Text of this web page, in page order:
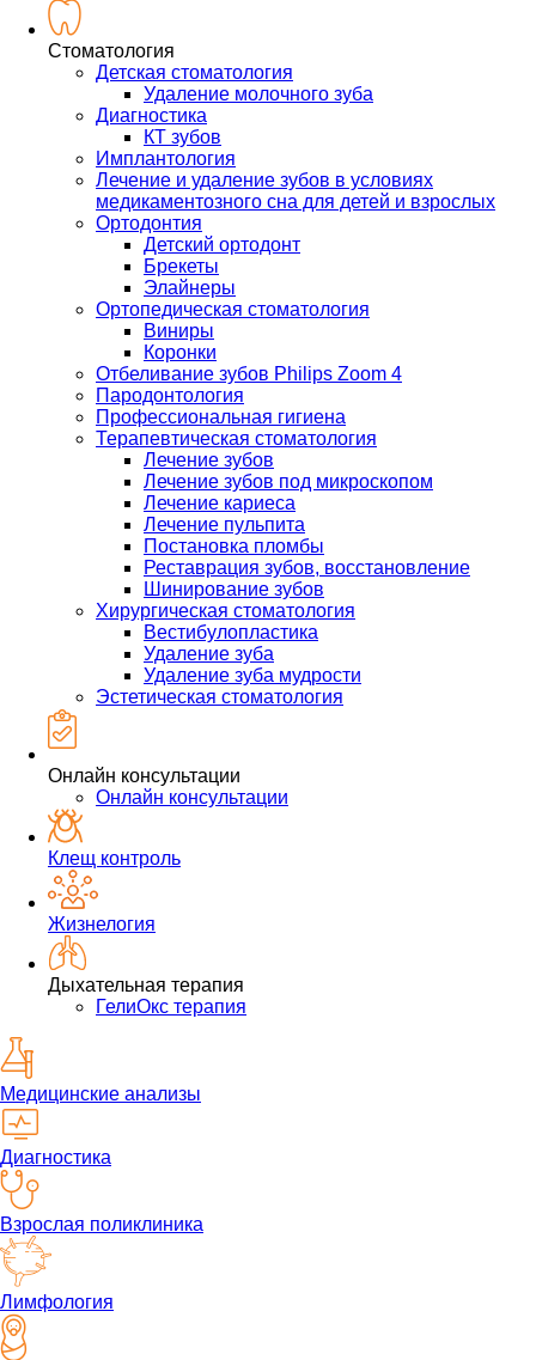
Стоматология
Детская стоматология
Удаление молочного зуба
Диагностика
КТ зубов
Имплантология
Лечение и удаление зубов в условиях
медикаментозного сна для детей и взрослых
Ортодонтия
Детский ортодонт
Брекеты
Элайнеры
Ортопедическая стоматология
Виниры
Коронки
Отбеливание зубов Philips Zoom 4
Пародонтология
Профессиональная гигиена
Терапевтическая стоматология
Лечение зубов
Лечение зубов под микроскопом
Лечение кариеса
Лечение пульпита
Постановка пломбы
Реставрация зубов, восстановление
Шинирование зубов
Хирургическая стоматология
Вестибулопластика
Удаление зуба
Удаление зуба мудрости
Эстетическая стоматология
Онлайн консультации
Онлайн консультации
Клещ контроль
Жизнелогия
Дыхательная терапия
ГелиОкс терапия
Медицинские анализы
Диагностика
Взрослая поликлиника
Лимфология